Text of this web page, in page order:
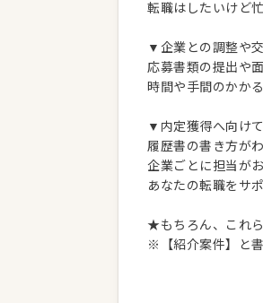
転職はしたいけど
▼企業との調整や
応募書類の提出や
時間や手間のかか
▼内定獲得へ向け
履歴書の書き方が
企業ごとに担当が
あなたの転職をサ
★もちろん、これ
※【紹介案件】と